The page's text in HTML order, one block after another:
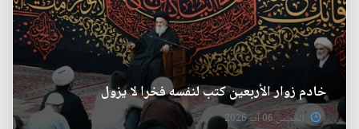
خادم زوار الأربعين كتب لنفسه فخرا لا يزول
الخميس 06 آب 2026